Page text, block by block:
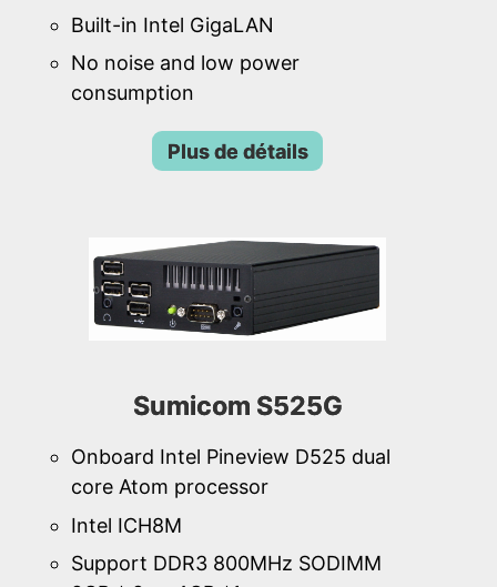
Built-in Intel GigaLAN
No noise and low power
consumption
Plus de détails
Sumicom S525G
Onboard Intel Pineview D525 dual
core Atom processor
Intel ICH8M
Support DDR3 800MHz SODIMM